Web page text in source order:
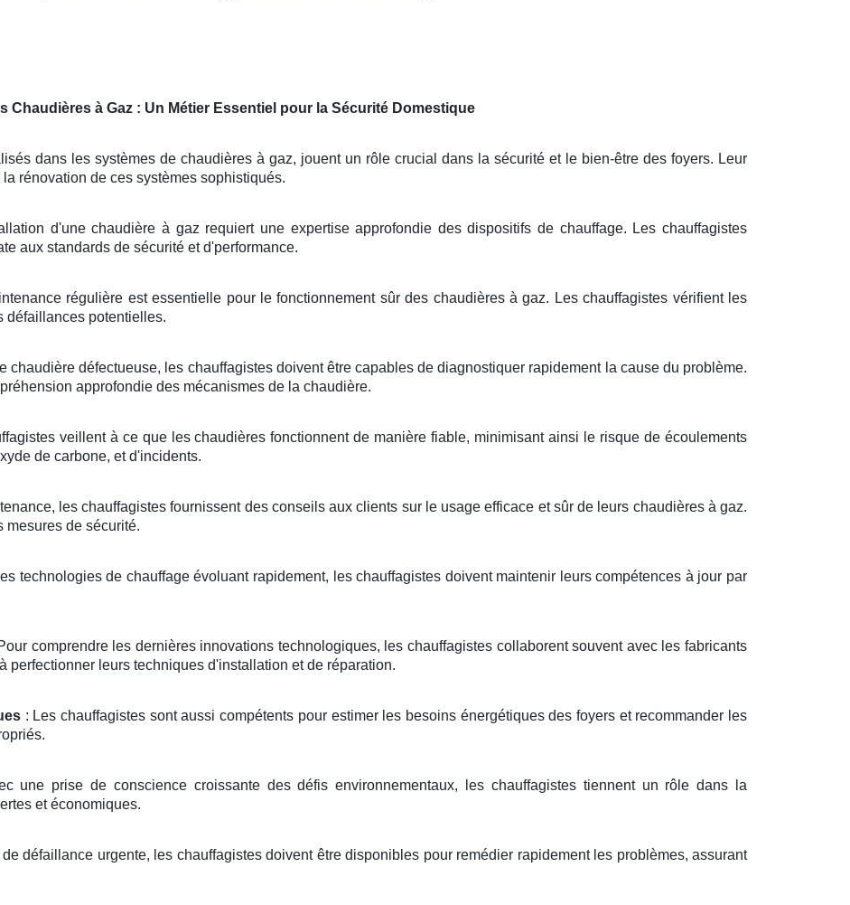
Chaudières à Gaz : Un Métier Essentiel pour la Sécurité Domestique
dans les systèmes de chaudières à gaz, jouent un rôle crucial dans la sécurité et le bien-être des foyers. Leur
rénovation de ces systèmes sophistiqués.
d'une chaudière à gaz requiert une expertise approfondie des dispositifs de chauffage. Les chauffagistes
aux standards de sécurité et d'performance.
régulière est essentielle pour le fonctionnement sûr des chaudières à gaz. Les chauffagistes vérifient les
défaillances potentielles.
chaudière défectueuse, les chauffagistes doivent être capables de diagnostiquer rapidement la cause du problème.
approfondie des mécanismes de la chaudière.
veillent à ce que les chaudières fonctionnent de manière fiable, minimisant ainsi le risque de écoulements
de carbone, et d'incidents.
les chauffagistes fournissent des conseils aux clients sur le usage efficace et sûr de leurs chaudières à gaz.
mesures de sécurité.
technologies de chauffage évoluant rapidement, les chauffagistes doivent maintenir leurs compétences à jour par
comprendre les dernières innovations technologiques, les chauffagistes collaborent souvent avec les fabricants
perfectionner leurs techniques d'installation et de réparation.
: Les chauffagistes sont aussi compétents pour estimer les besoins énergétiques des foyers et recommander les
une prise de conscience croissante des défis environnementaux, les chauffagistes tiennent un rôle dans la
et économiques.
défaillance urgente, les chauffagistes doivent être disponibles pour remédier rapidement les problèmes, assurant